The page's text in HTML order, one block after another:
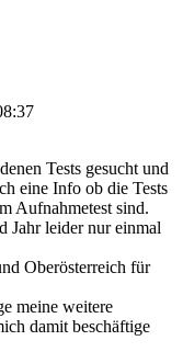
Tests gesucht und
eine Info ob die Tests
Aufnahmetest sind.
Jahr leider nur einmal
Oberösterreich für
meine weitere
damit beschäftige